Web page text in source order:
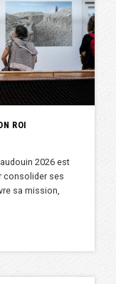
ROI
2026 est
consolider ses
sa mission,